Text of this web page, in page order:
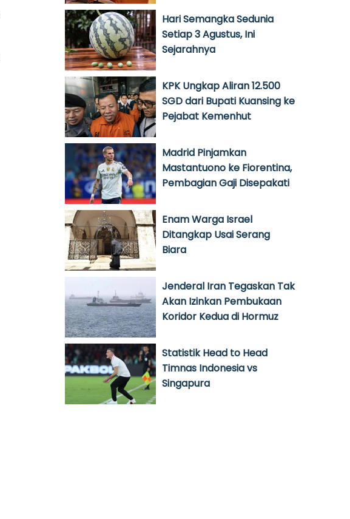
Hari Semangka Sedunia
Setiap 3 Agustus, Ini
Sejarahnya
KPK Ungkap Aliran 12.500
SGD dari Bupati Kuansing ke
Pejabat Kemenhut
Madrid Pinjamkan
Mastantuono ke Fiorentina,
Pembagian Gaji Disepakati
Enam Warga Israel
Ditangkap Usai Serang
Biara
Jenderal Iran Tegaskan Tak
Akan Izinkan Pembukaan
Koridor Kedua di Hormuz
Statistik Head to Head
Timnas Indonesia vs
Singapura